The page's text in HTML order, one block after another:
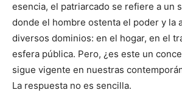
esencia, el patriarcado se refiere a un
donde el hombre ostenta el poder y la
diversos dominios: en el hogar, en el
esfera pública. Pero, ¿es este un
sigue vigente en nuestras
La respuesta no es sencilla.